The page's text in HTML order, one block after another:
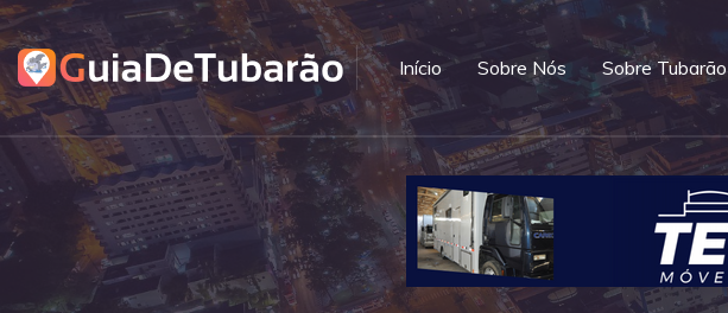
Início Sobre Nós Sobre Tubarão